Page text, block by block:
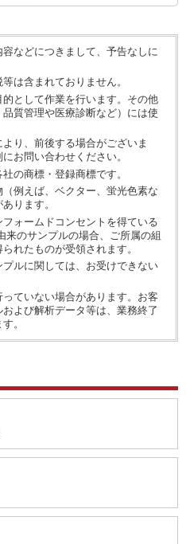
などにつきまして、予告なしに
は含まれておりません。
として作業を行います。その他
質管理や医療診断など）には使
り、前後する場合がございま
お問い合わせください。
の商標・登録商標です。
例えば、ベクター、蛍光色素な
ります。
ォームドコンセントを得ている
来のサンプルの場合、ご所属の組
れたものが受領されます。
ルに関しては、お受けできない
ていない場合があります。お客
よび解析データ等は、業務終了
。